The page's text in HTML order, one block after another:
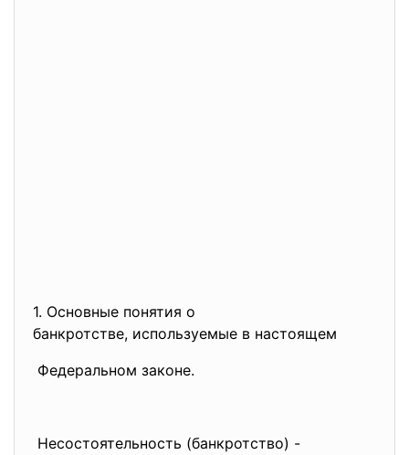
1. Основные понятия о
банкротстве, используемые в настоящем
Федеральном законе.
Несостоятельность (банкротство) -